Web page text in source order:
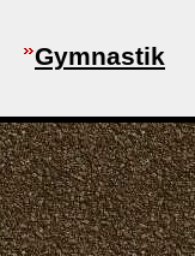
Gymnastik